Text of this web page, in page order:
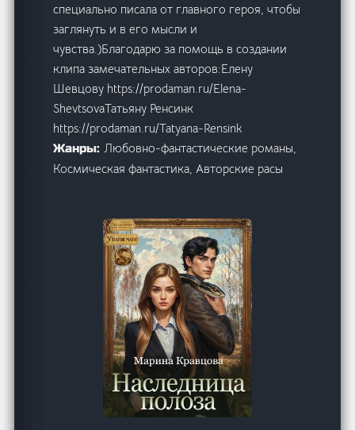
специально писала от главного героя, чтобы
заглянуть и в его мысли и
чувства.)Благодарю за помощь в создании
клипа замечательных авторов:Елену
Шевцову https://prodaman.ru/Elena-
ShevtsovaТатьяну Ренсинк
https://prodaman.ru/Tatyana-Rensink
Жанры:Любовно-фантастические романы,
Космическая фантастика, Авторские расы